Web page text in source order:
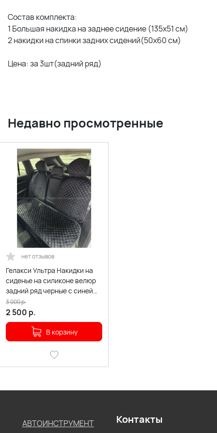
Состав комплекта:
1 Большая накидка на заднее сидение (135х51 см)
2 накидки на спинки задних сидений(50x60 см)
Цена: за 3шт(задний ряд)
Недавно просмотренные
нет отзывов
Гелакси Ультра Накидки на
сиденье на силиконе велюр
задний ряд черные с синей
ниткой 3шт
2 500 р.
3 000р.
В корзину
АВТОИНСТРУМЕНТ
Контакты